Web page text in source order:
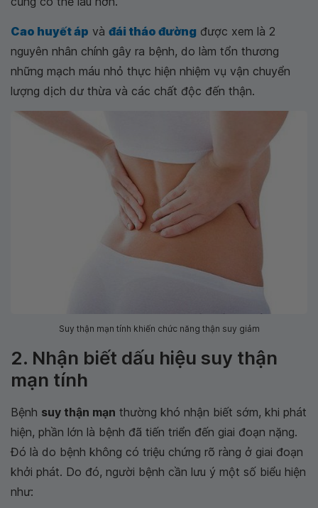
Cao huyết áp và đái tháo đường được xem là 2
nguyên nhân chính gây ra bệnh, do làm tổn thương
những mạch máu nhỏ thực hiện nhiệm vụ vận chuyển
lượng dịch dư thừa và các chất độc đến thận.
Suy thận mạn tính khiến chức năng thận suy giảm
2. Nhận biết dấu hiệu suy thận
mạn tính
Bệnh suy thận mạn thường khó nhận biết sớm, khi phát
hiện, phần lớn là bệnh đã tiến triển đến giai đoạn nặng.
Đó là do bệnh không có triệu chứng rõ ràng ở giai đoạn
khởi phát. Do đó, người bệnh cần lưu ý một số biểu hiện
như: